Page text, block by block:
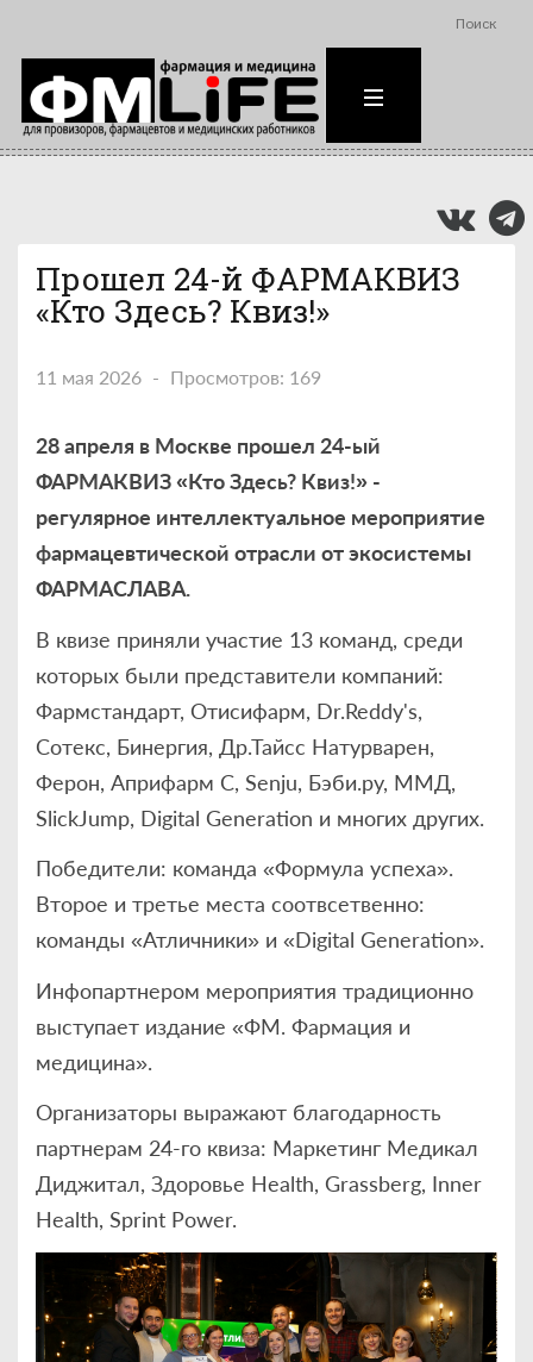
Поиск
Прошел 24-й ФАРМАКВИЗ
«Кто Здесь? Квиз!»
11 мая 2026 Просмотров: 169
28 апреля в Москве прошел 24-ый
ФАРМАКВИЗ «Кто Здесь? Квиз!» -
регулярное интеллектуальное мероприятие
фармацевтической отрасли от экосистемы
ФАРМАСЛАВА.
В квизе приняли участие 13 команд, среди
которых были представители компаний:
Фармстандарт, Отисифарм, Dr.Reddy's,
Сотекс, Бинергия, Др.Тайсс Натурварен,
Ферон, Априфарм С, Senju, Бэби.ру, ММД,
SlickJump, Digital Generation и многих других.
Победители: команда «Формула успеха».
Второе и третье места соотвсетвенно:
команды «Атличники» и «Digital Generation».
Инфопартнером мероприятия традиционно
выступает издание «ФМ. Фармация и
медицина».
Организаторы выражают благодарность
партнерам 24-го квиза: Маркетинг Медикал
Диджитал, Здоровье Health, Grassberg, Inner
Health, Sprint Power.